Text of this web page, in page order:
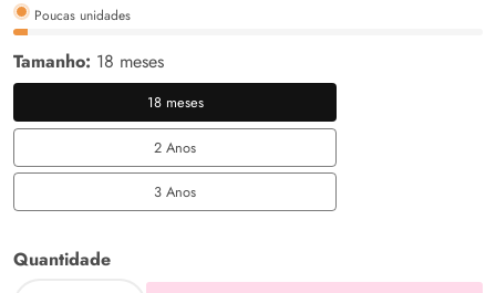
venda
Poucas unidades
Tamanho: 18 meses
18 meses
18
meses
2 Anos
2
Anos
3 Anos
Quantidade